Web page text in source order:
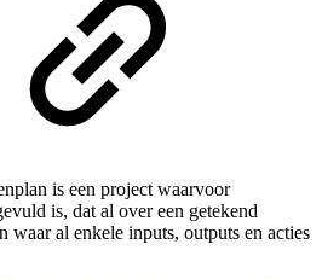
is een project waarvoor
is, dat al over een getekend
waar al enkele inputs, outputs en acties